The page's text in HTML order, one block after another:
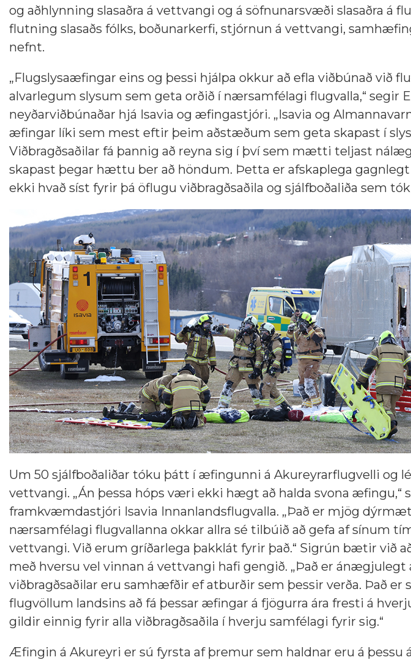
og aðhlynning slasaðra á vettvangi og á söfnunarsvæði slasaðra á
flutning slasaðs fólks, boðunarkerfi, stjórnun á vettvangi,
nefnt.
„Flugslysaæfingar eins og þessi hjálpa okkur að efla viðbúnað við
alvarlegum slysum sem geta orðið í nærsamfélagi flugvalla,“ segir
neyðarviðbúnaðar hjá Isavia og æfingastjóri. „Isavia og
æfingar líki sem mest eftir þeim aðstæðum sem geta skapast í
Viðbragðsaðilar fá þannig að reyna sig í því sem mætti teljast
skapast þegar hættu ber að höndum. Þetta er afskaplega
ekki hvað síst fyrir þá öflugu viðbragðsaðila og sjálfboðaliða sem
Um 50 sjálfboðaliðar tóku þátt í æfingunni á Akureyrarflugvelli og
vettvangi. „Án þessa hóps væri ekki hægt að halda svona æfingu,“
framkvæmdastjóri Isavia Innanlandsflugvalla. „Það er mjög
nærsamfélagi flugvallanna okkar allra sé tilbúið að gefa af sínum
vettvangi. Við erum gríðarlega þakklát fyrir það.“ Sigrún bætir við
með hversu vel vinnan á vettvangi hafi gengið. „Það er ánægjulegt
viðbragðsaðilar eru samhæfðir ef atburðir sem þessir verða. Það
flugvöllum landsins að fá þessar æfingar á fjögurra ára fresti á
gildir einnig fyrir alla viðbragðsaðila í hverju samfélagi fyrir sig.“
Æfingin á Akureyri er sú fyrsta af þremur sem haldnar eru á þessu